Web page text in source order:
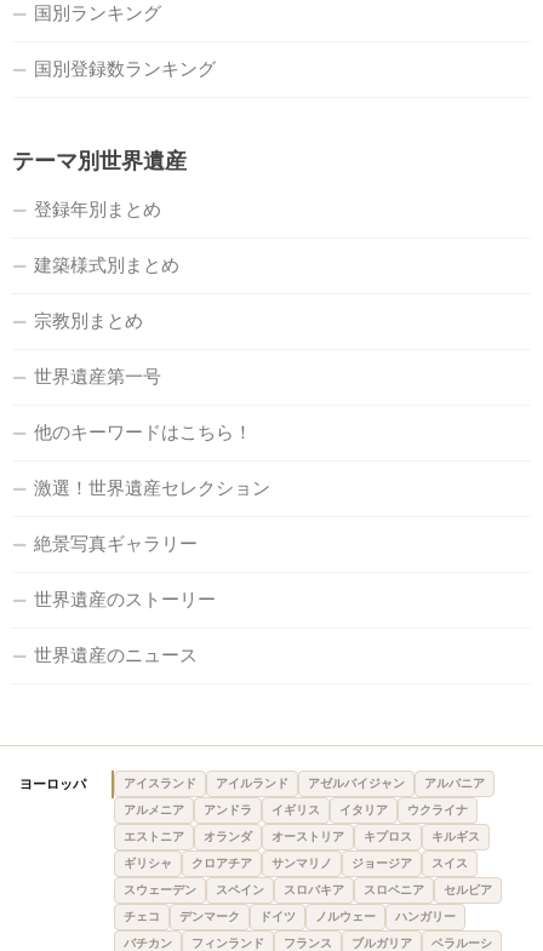
国別ランキング
国別登録数ランキング
テーマ別世界遺産
登録年別まとめ
建築様式別まとめ
宗教別まとめ
世界遺産第一号
他のキーワードはこちら！
激選！世界遺産セレクション
絶景写真ギャラリー
世界遺産のストーリー
世界遺産のニュース
ヨーロッパ アイスランド アイルランド アゼルバイジャン
アルバニア
アルメニア
アンドラ イギリス イタリア
ウクライナ
エストニア
オランダ オーストリア キプロス
キルギス
ギリシャ
クロアチア サンマリノ ジョージア
スイス
スウェーデン
スペイン スロバキア スロベニア
セルビア
チェコ
デンマーク ドイツ ノルウェー
ハンガリー
バチカン
フィンランド フランス ブルガリア
ベラルーシ